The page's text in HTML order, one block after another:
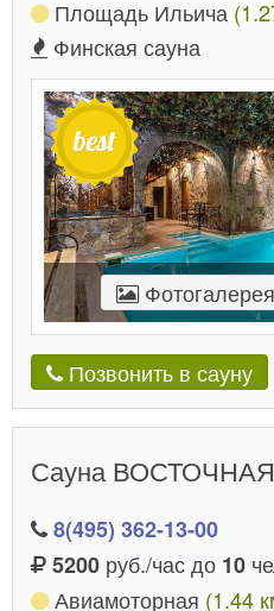
Площадь Ильича
Финская сауна
Фотогалерея
Позвонить в сауну
Сауна
8(495) 362-13-00
5200 руб./час до 10
Авиамоторная (1.44